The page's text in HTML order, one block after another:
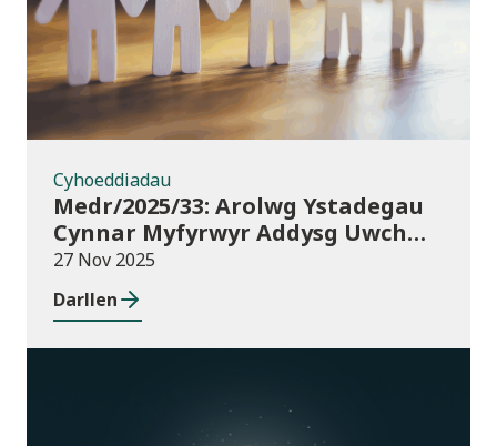
Cyhoeddiadau
Medr/2025/33: Arolwg Ystadegau
Cynnar Myfyrwyr Addysg Uwch
2025/26
27 Nov 2025
Darllen